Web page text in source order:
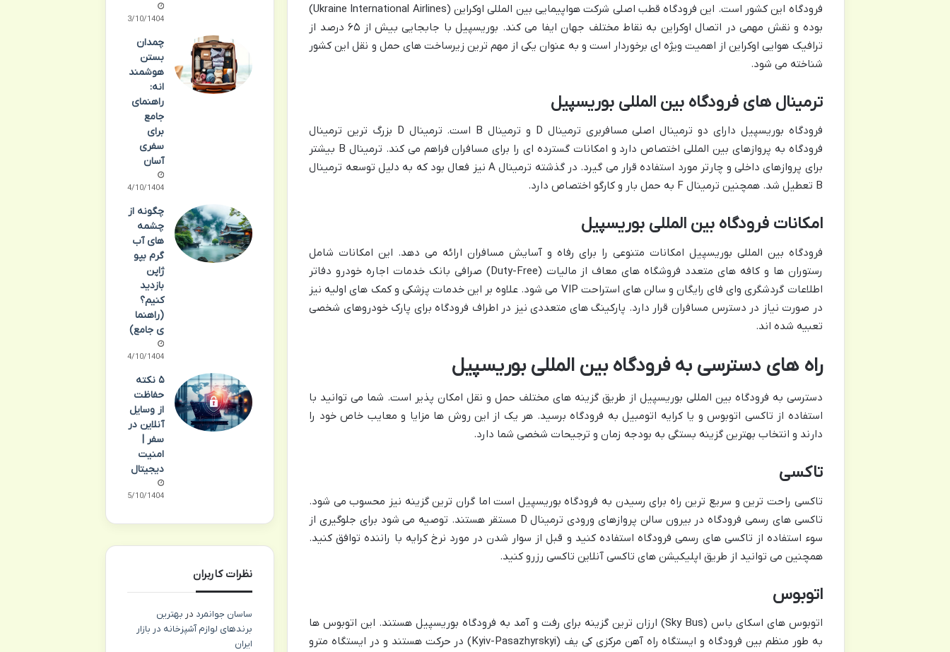
فرودگاه این کشور است. این فرودگاه قطب اصلی شرکت هواپیمایی بین المللی اوکراین (Ukraine International Airlines)
بوده و نقش مهمی در اتصال اوکراین به نقاط مختلف جهان ایفا می کند. بوریسپیل با جابجایی بیش از ۶۵ درصد از
ترافیک هوایی اوکراین از اهمیت ویژه ای برخوردار است و به عنوان یکی از مهم ترین زیرساخت های حمل و نقل این کشور
شناخته می شود.
ترمینال های فرودگاه بین المللی بوریسپیل
فرودگاه بوریسپیل دارای دو ترمینال اصلی مسافربری ترمینال D و ترمینال B است. ترمینال D بزرگ ترین ترمینال
فرودگاه به پروازهای بین المللی اختصاص دارد و امکانات گسترده ای را برای مسافران فراهم می کند. ترمینال B بیشتر
برای پروازهای داخلی و چارتر مورد استفاده قرار می گیرد. در گذشته ترمینال A نیز فعال بود که به دلیل توسعه ترمینال
B تعطیل شد. همچنین ترمینال F به حمل بار و کارگو اختصاص دارد.
امکانات فرودگاه بین المللی بوریسپیل
فرودگاه بین المللی بوریسپیل امکانات متنوعی را برای رفاه و آسایش مسافران ارائه می دهد. این امکانات شامل
رستوران ها و کافه های متعدد فروشگاه های معاف از مالیات (Duty-Free) صرافی بانک خدمات اجاره خودرو دفاتر
اطلاعات گردشگری وای فای رایگان و سالن های استراحت VIP می شود. علاوه بر این خدمات پزشکی و کمک های اولیه نیز
در صورت نیاز در دسترس مسافران قرار دارد. پارکینگ های متعددی نیز در اطراف فرودگاه برای پارک خودروهای شخصی
تعبیه شده اند.
راه های دسترسی به فرودگاه بین المللی بوریسپیل
دسترسی به فرودگاه بین المللی بوریسپیل از طریق گزینه های مختلف حمل و نقل امکان پذیر است. شما می توانید با
استفاده از تاکسی اتوبوس و یا کرایه اتومبیل به فرودگاه برسید. هر یک از این روش ها مزایا و معایب خاص خود را
دارند و انتخاب بهترین گزینه بستگی به بودجه زمان و ترجیحات شخصی شما دارد.
تاکسی
تاکسی راحت ترین و سریع ترین راه برای رسیدن به فرودگاه بوریسپیل است اما گران ترین گزینه نیز محسوب می شود.
تاکسی های رسمی فرودگاه در بیرون سالن پروازهای ورودی ترمینال D مستقر هستند. توصیه می شود برای جلوگیری از
سوء استفاده از تاکسی های رسمی فرودگاه استفاده کنید و قبل از سوار شدن در مورد نرخ کرایه با راننده توافق کنید.
همچنین می توانید از طریق اپلیکیشن های تاکسی آنلاین تاکسی رزرو کنید.
اتوبوس
اتوبوس های اسکای باس (Sky Bus) ارزان ترین گزینه برای رفت و آمد به فرودگاه بوریسپیل هستند. این اتوبوس ها
به طور منظم بین فرودگاه و ایستگاه راه آهن مرکزی کی یف (Kyiv-Pasazhyrskyi) در حرکت هستند و در ایستگاه مترو
13/10/1404
چمدان
بستن
هوشمند
انه:
راهنمای
جامع
برای
سفری
آسان
14/10/1404
چگونه از
چشمه
های آب
گرم بپو
ژاپن
بازدید
کنیم؟
(راهنما
ی جامع)
14/10/1404
۵ نکته
حفاظت
از وسایل
آنلاین در
سفر |
امنیت
دیجیتال
15/10/1404
نظرات کاربران
ساسان جوانمرد در بهترین
برندهای لوازم آشپزخانه در بازار
ایران